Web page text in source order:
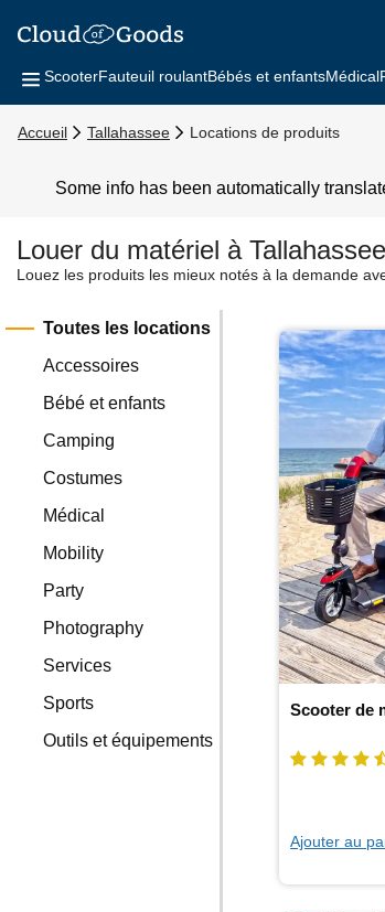
ScooterFauteuil roulantBébés et enfantsMédical
Accueil Tallahassee Locations de produits
Some info has been automatically
Louer du matériel à Tallahassee
Louez les produits les mieux notés à la demande
Toutes les locations
Accessoires
Bébé et enfants
Camping
Costumes
Médical
Mobility
Party
Photography
Services
Sports
Outils et équipements
Scooter de
Ajouter au